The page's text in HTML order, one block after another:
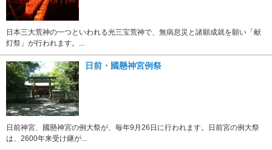
日本三大荒神の一つといわれる光三宝荒神で、無病息災と諸願成就を願い「献
灯祭」が行われます。...
日前・國懸神宮例祭
日前神宮、國懸神宮の例大祭が、毎年9月26日に行われます。日前宮の例大祭
は、2600年来受け継が...